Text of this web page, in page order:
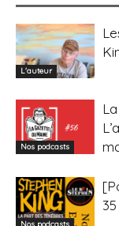
L'auteur
Nos podcasts